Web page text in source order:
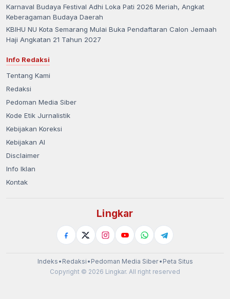
Karnaval Budaya Festival Adhi Loka Pati 2026 Meriah, Angkat
Keberagaman Budaya Daerah
KBIHU NU Kota Semarang Mulai Buka Pendaftaran Calon Jemaah
Haji Angkatan 21 Tahun 2027
Info Redaksi
Tentang Kami
Redaksi
Pedoman Media Siber
Kode Etik Jurnalistik
Kebijakan Koreksi
Kebijakan AI
Disclaimer
Info Iklan
Kontak
Lingkar
Indeks • Redaksi • Pedoman Media Siber• Peta Situs
Copyright © 2026 Lingkar. All right reserved